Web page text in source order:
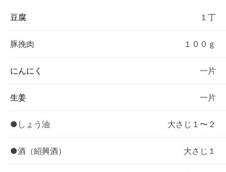
豆腐 １丁
豚挽肉 １００ｇ
にんにく 一片
生姜 一片
●しょう油 大さじ１〜２
●酒（紹興酒） 大さじ１